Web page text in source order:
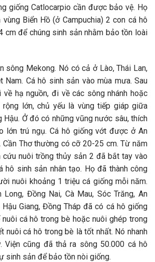
giống Catlocarpio cần được bảo vệ. Họ
Biển Hồ (ở Campuchia) 2 con cá hô
cm để chúng sinh sản nhằm bảo tồn loài
sông Mekong. Nó có cả ở Lào, Thái Lan,
Nam. Cá hô sinh sản vào mùa mưa. Sau
về hạ nguồn, đi về các sông nhánh hoặc
rộng lớn, chủ yếu là vùng tiếp giáp giữa
Hậu. Ở đó có những vũng nước sâu, thích
lớn trú ngụ. Cá hô giống vớt được ở An
Cần Thơ thường có cỡ 20-25 cm. Từ năm
cứu nuôi trồng thủy sản 2 đã bắt tay vào
hô sinh sản nhân tạo. Họ đã thành công
nuôi khoảng 1 triệu cá giống mỗi năm.
Long, Đồng Nai, Cà Mau, Sóc Trăng, An
Hậu Giang, Đồng Tháp đã có cá hô giống
nuôi cá hô trong bè hoặc nuôi ghép trong
nuôi cá hô trong bè là tốt nhất. Nó nhanh
Viện cũng đã thả ra sông 50.000 cá hô
sinh sản để bảo tồn nòi giống.